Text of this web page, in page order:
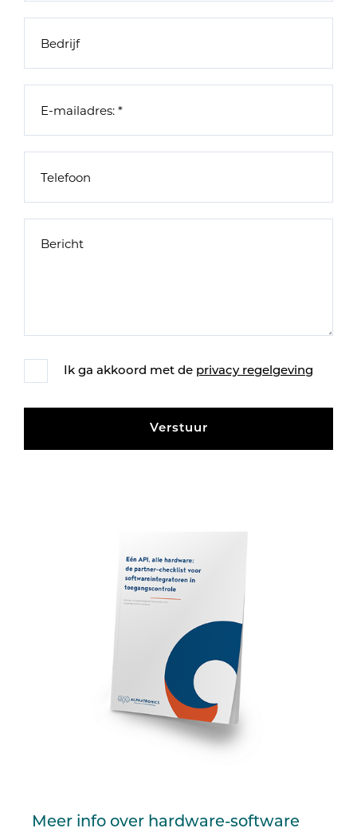
Ik ga akkoord met de privacy regelgeving
Verstuur
Meer info over hardware-software